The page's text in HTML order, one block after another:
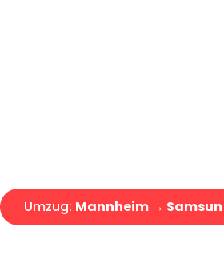
Umzug: Mannheim → Samsun